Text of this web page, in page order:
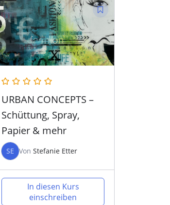
URBAN CONCEPTS –
Schüttung, Spray,
Papier & mehr
SE VonStefanie Etter
In diesen Kurs
einschreiben